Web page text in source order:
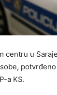
centru u
a KS.